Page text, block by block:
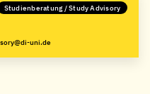
Studienberatung / Study Advisory
uni.de